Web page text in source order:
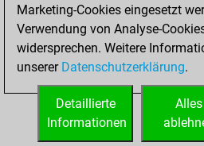
Türme auf der siebten
STARTSEITE
Marketing-Cookies eingesetzt
Verwendung von Analyse-
widersprechen. Weitere
unserer Datenschutzerklärung.
Alles
Detaillierte
Informationen